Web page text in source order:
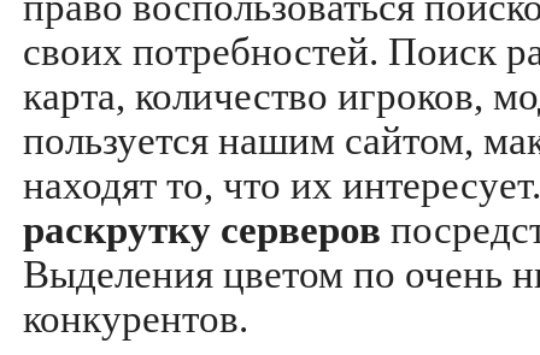
своих потребностей. Поиск
карта, количество игроков,
пользуется нашим сайтом,
находят то, что их
раскрутку серверов
Выделения цветом по очень
конкурентов.